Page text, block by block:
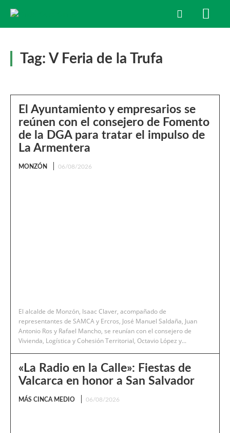
Tag: V Feria de la Trufa
El Ayuntamiento y empresarios se
reúnen con el consejero de Fomento
de la DGA para tratar el impulso de
La Armentera
MONZÓN 06/08/2026
El alcalde de Monzón, Isaac Claver, acompañado de
representantes de SAMCA y Ercros, José Manuel Saldaña, Juan
Antonio Ros y Rafael Mancho, se reunían con el consejero de
Vivienda, Logística y Cohesión Territorial, Octavio López y...
«La Radio en la Calle»: Fiestas de
Valcarca en honor a San Salvador
MÁS CINCA MEDIO 06/08/2026